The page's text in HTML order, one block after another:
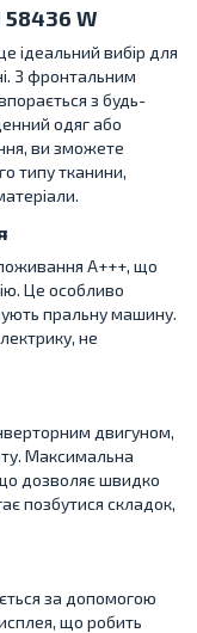
W
ідеальний вибір для
З фронтальним
з будь-
одяг або
ви зможете
типу тканини,
A+++, що
Це особливо
пральну машину.
не
двигуном,
Максимальна
дозволяє швидко
позбутися складок,
за допомогою
що робить